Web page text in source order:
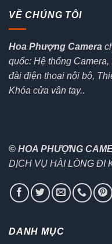
VỀ CHÚNG TÔI
Hoa Phượng Camera
quốc: Hệ thống
đài điện thoại nội bộ,
Khóa cửa vân tay..
© HOA PHƯỢNG
DỊCH VỤ HÀI LÒNG ĐI
DANH MỤC